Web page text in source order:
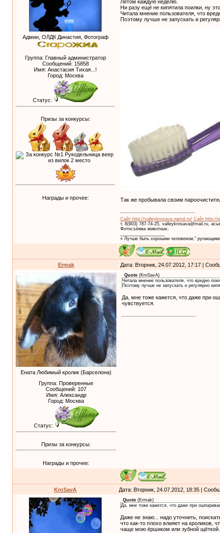
Админ, ОЛДК Династия, Фотограф
Группа: Главный администратор
Сообщений: 15858
Имя: Анастасия Тихая...!
Город: Москва
Статус:
Призы за конкурсы:
Награды и прочее:
Летом каждую неделю.
Ни разу ещё не кипятила поилки, ну
Читала мнение пользователя, что
Поэтому лучше не запускать и
Так же пробывала своим
Сайт http://valleykrosava.narod.ru/ Сайт http://
т. 8(903) 787-74-25, valleykrosava@mail.ru,
Фотосъёмка животных.
« Лучше быть хорошим человеком,"
Ermak Дата: Вторник, 24.07.2012, 17:17 |
Ената Любимый кролик (Барселона)
Группа: Проверенные
Сообщений: 107
Имя: Александр
Город: Москва
Статус:
Призы за конкурсы:
Награды и прочее:
Quote (KroSavA)
Читала мнение пользователя, что вредно
Поэтому лучше не запускать и регулярно
Да, мне тоже кажется, что даже при
чувствуется.
KroSavA Дата: Вторник, 24.07.2012, 18:35 |
Quote (Ermak)
Да, мне тоже кажется, что даже при
Даже не знаю... надо уточнить,
что как-то плохо влияет на кроликов,
чаще мою ёршиком или зубной щёткой.